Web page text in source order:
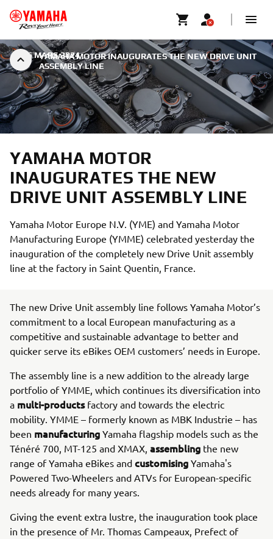
YAMAHA MOTOR INAUGURATES THE NEW DRIVE UNIT
ASSEMBLY LINE
26 MARS 2024
YAMAHA MOTOR
INAUGURATES THE NEW
DRIVE UNIT ASSEMBLY LINE
Yamaha Motor Europe N.V. (YME) and Yamaha Motor
Manufacturing Europe (YMME) celebrated yesterday the
inauguration of the completely new Drive Unit assembly
line at the factory in Saint Quentin, France.
The new Drive Unit assembly line follows Yamaha Motor’s
commitment to a local European manufacturing as a
competitive and sustainable advantage to better and
quicker serve its eBikes OEM customers’ needs in Europe.
The assembly line is a new addition to the already large
portfolio of YMME, which continues its diversification into
a multi-products factory and towards the electric
mobility. YMME – formerly known as MBK Industrie – has
been manufacturing Yamaha flagship models such as the
Ténéré 700, MT-125 and XMAX, assembling the new
range of Yamaha eBikes and customising Yamaha's
Powered Two-Wheelers and ATVs for European-specific
needs already for many years.
Giving the event extra lustre, the inauguration took place
in the presence of Mr. Thomas Campeaux, Prefect of